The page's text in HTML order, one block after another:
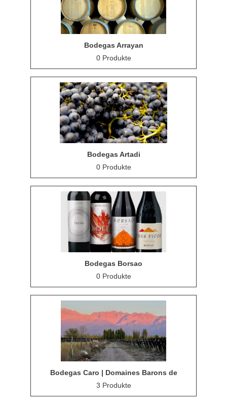
Bodegas Arrayan
0 Produkte
Bodegas Artadi
0 Produkte
Bodegas Borsao
0 Produkte
Bodegas Caro | Domaines Barons de
Rothschild
3 Produkte